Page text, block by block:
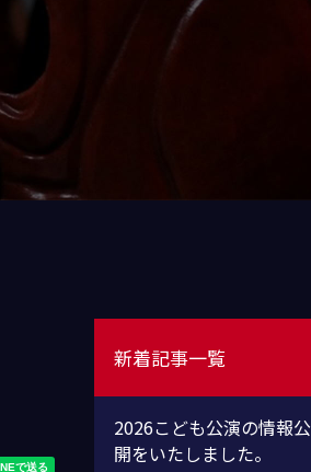
新着記事一覧
2026こども公演の情報公
開をいたしました。